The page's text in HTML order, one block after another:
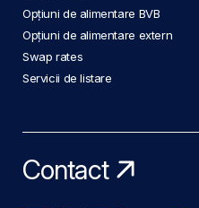
Opțiuni de alimentare BVB
Opțiuni de alimentare extern
Swap rates
Servicii de listare
Contact